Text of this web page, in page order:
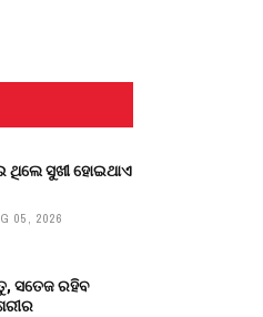
ଥିଲେ ସୁଖୀ ହୋଇଥାଏ
05, 2026
ସତେଜ ରହିବ